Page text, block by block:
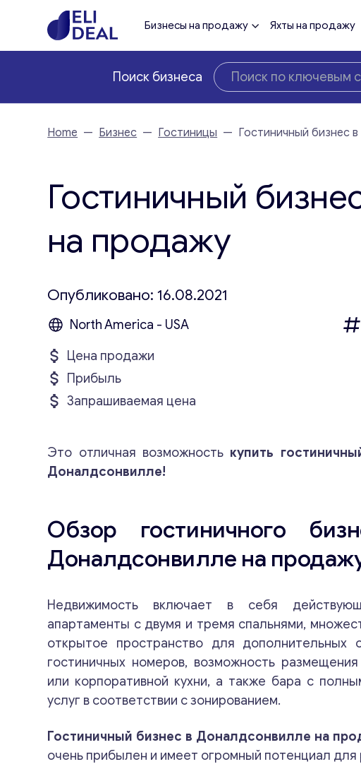
Бизнесы на продажу Яхты на продажу
Поиск бизнеса
Home — Бизнес — Гостиницы — Гостиничный бизнес
Гостиничный
на продажу
Опубликовано: 16.08.2021
North America - USA
Цена продажи
Прибыль
Запрашиваемая цена
Это отличная возможность купить
Доналдсонвилле!
Обзор гостиничного
Доналдсонвилле на
Недвижимость включает в себя
апартаменты с двумя и тремя спальнями,
открытое пространство для дополнительных
гостиничных номеров, возможность
или корпоративной кухни, а также бара с
услуг в соответствии с зонированием.
Гостиничный бизнес в Доналдсонвилле на
очень прибылен и имеет огромный потенциал для